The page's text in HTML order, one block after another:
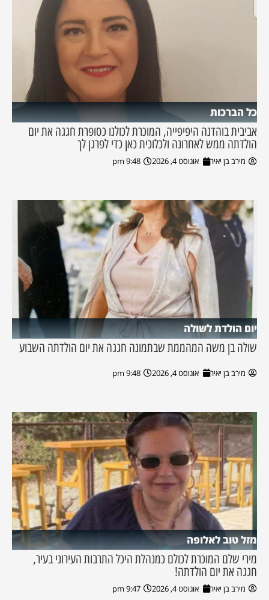
כל הברכות
אביבית בוהדנה היפיפייה, המוכרת לכולנו כסופרת חגגה את יום
הולדתה ממש לאחרונה ולכלוכית כאן כדי לפרגן לך
מירב בן יאיר אוגוסט 4, 2026 9:48 pm
יום הולדת לשולה
שולה בן משה המהממת שבתמונה חגגה את יום הולדתה השבוע
מירב בן יאיר אוגוסט 4, 2026 9:48 pm
מזל טוב לאלופה
מירי שלם המוכרת לכולם כמנהלת היכל התרבות העירוני בעיר,
חגגה את יום הולדתה!
מירב בן יאיר אוגוסט 4, 2026 9:47 pm